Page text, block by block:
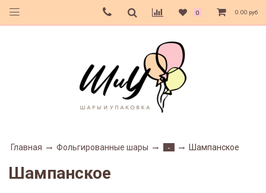
0 0.00 руб
Главная Фольгированные шары - Шампанское
Шампанское